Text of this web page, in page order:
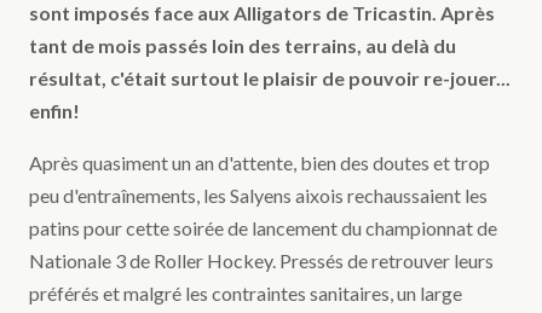
sont imposés face aux Alligators de Tricastin. Après
tant de mois passés loin des terrains, au delà du
résultat, c'était surtout le plaisir de pouvoir re-jouer...
enfin!
Après quasiment un an d'attente, bien des doutes et trop
peu d'entraînements, les Salyens aixois rechaussaient les
patins pour cette soirée de lancement du championnat de
Nationale 3 de Roller Hockey. Pressés de retrouver leurs
préférés et malgré les contraintes sanitaires, un large